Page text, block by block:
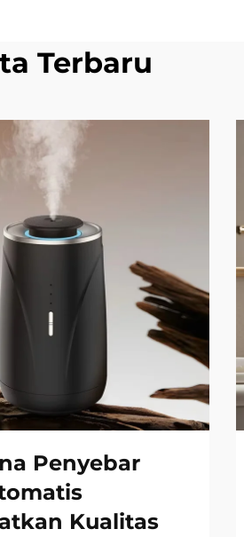
Terbaru
Penyebar
Kualitas